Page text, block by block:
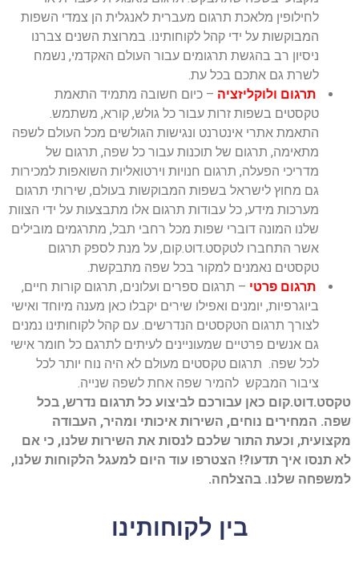
לחילופין מלאכת תרגום מעברית לאנגלית הן צמדי השפות
המבוקשות על ידי קהל לקוחותינו. במרוצת השנים צברנו
ניסיון רב בהגשת תרגומים עבור העולם האקדמי, נשמח
לשרת גם אתכם בכל עת.
תרגום ולוקליזציה – כיום חשובה מתמיד התאמת
טקסטים בשפות זרות עבור כל גולש, קורא, משתמש.
התאמת אתרי אינטרנט ונגישות הגולשים מכל העולם לשפה
מתאימה, תרגום של תוכנות עבור כל שפה, תרגום של
מדריכי הפעלה, תרגום חנויות וירטואליות השואפות למכירות
גם מחוץ לישראל בשפות המבוקשות בעולם, שירותי תרגום
מערכות מידע, כל עבודות תרגום אלו מתבצעות על ידי הצוות
שלנו המונה דוברי שפות מכל רחבי תבל, מתרגמים מובילים
אשר התחברו לטקסט.דוט.קום, על מנת לספק תרגום
טקסטים נאמנים למקור בכל שפה מתבקשת.
תרגום פרטי – תרגום ספרים ועלונים, תרגום קורות חיים,
ביוגרפיות, יומנים ואפילו שירים יקבלו כאן מענה מיוחד ואישי
לצורך תרגום הטקסטים הנדרשים. עם קהל לקוחותינו נמנים
גם אנשים פרטיים שמעוניינים לעיתים לתרגם כל חומר אישי
לכל שפה. תרגום טקסטים מעולם לא היה נוח יותר לכל
ציבור המבקש להמיר שפה אחת לשפה שנייה.
טקסט.דוט.קום כאן עבורכם לביצוע כל תרגום נדרש, בכל
שפה. המחירים נוחים, השירות איכותי ומהיר, העבודה
מקצועית, וכעת התור שלכם לנסות את השירות שלנו, כי אם
לא תנסו איך תדעו?! הצטרפו עוד היום למעגל הלקוחות שלנו,
למשפחה שלנו. בהצלחה.
בין לקוחותינו